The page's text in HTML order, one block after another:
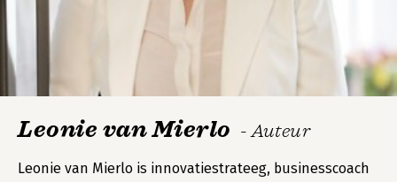
Leonie van Mierlo - Auteur
Leonie van Mierlo is innovatiestrateeg, businesscoach